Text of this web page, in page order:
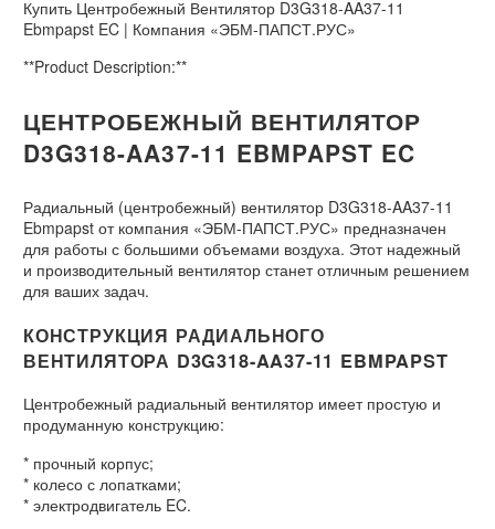
Купить Центробежный Вентилятор D3G318-AA37-11
Ebmpapst EC | Компания «ЭБМ-ПАПСТ.РУС»
**Product Description:**
ЦЕНТРОБЕЖНЫЙ ВЕНТИЛЯТОР
D3G318-AA37-11 EBMPAPST EC
Радиальный (центробежный) вентилятор D3G318-AA37-11
Ebmpapst от компания «ЭБМ-ПАПСТ.РУС» предназначен
для работы с большими объемами воздуха. Этот надежный
и производительный вентилятор станет отличным решением
для ваших задач.
КОНСТРУКЦИЯ РАДИАЛЬНОГО
ВЕНТИЛЯТОРА D3G318-AA37-11 EBMPAPST
Центробежный радиальный вентилятор имеет простую и
продуманную конструкцию:
* прочный корпус;
* колесо с лопатками;
* электродвигатель EC.